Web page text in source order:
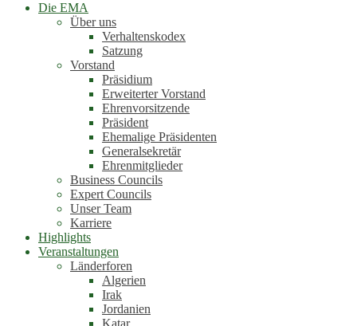
Die EMA
Über uns
Verhaltenskodex
Satzung
Vorstand
Präsidium
Erweiterter Vorstand
Ehrenvorsitzende
Präsident
Ehemalige Präsidenten
Generalsekretär
Ehrenmitglieder
Business Councils
Expert Councils
Unser Team
Karriere
Highlights
Veranstaltungen
Länderforen
Algerien
Irak
Jordanien
Katar